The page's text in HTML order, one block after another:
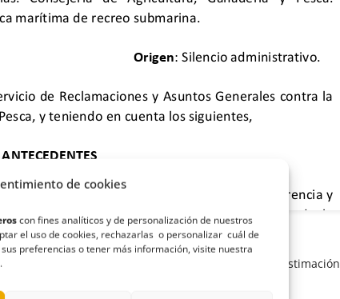
de cookies
con fines analíticos y de personalización de nuestros
el uso de cookies, rechazarlas o personalizar cuál de
preferencias o tener más información, visite nuestra
Pesca y Aguas Estimación